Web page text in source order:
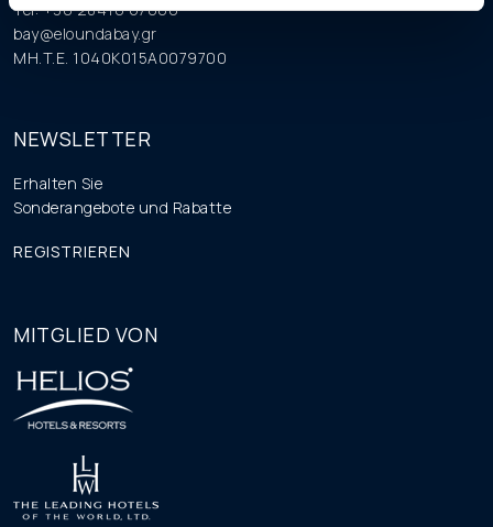
Tel: +30 28410 67000
bay@eloundabay.gr
MH.T.E. 1040K015A0079700
NEWSLETTER
Erhalten Sie
Sonderangebote und Rabatte
REGISTRIEREN
MITGLIED VON